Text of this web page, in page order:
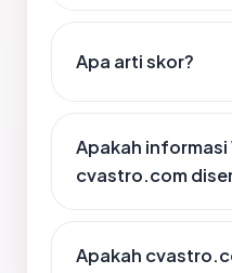
Apa arti skor?
Apakah informasi
cvastro.com
Apakah